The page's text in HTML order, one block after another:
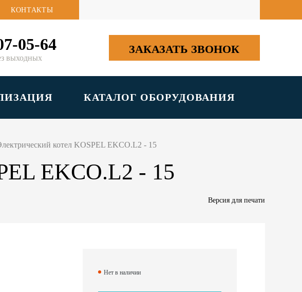
КОНТАКТЫ
05-64
выходных
ЗАКАЗАТЬ ЗВОНОК
КАТАЛОГ ОБОРУДОВАНИЯ
котел KOSPEL EKCO.L2 - 15
EKCO.L2 - 15
Версия для печати
Нет в наличии